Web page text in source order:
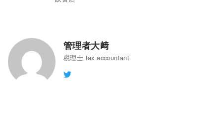
管理者大﨑
税理士 tax accountant